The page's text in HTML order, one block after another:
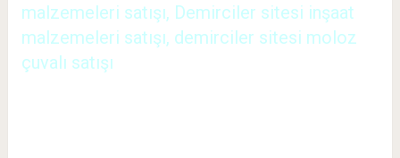
malzemeleri satışı, Demirciler sitesi inşaat
malzemeleri satışı, demirciler sitesi moloz
çuvalı satışı